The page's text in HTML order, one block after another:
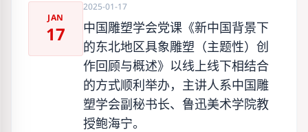
JAN
17
2025-01-17
中国雕塑学会党课《新中国背景下
的东北地区具象雕塑（主题性）创
作回顾与概述》以线上线下相结合
的方式顺利举办，主讲人系中国雕
塑学会副秘书长、鲁迅美术学院教
授鲍海宁。